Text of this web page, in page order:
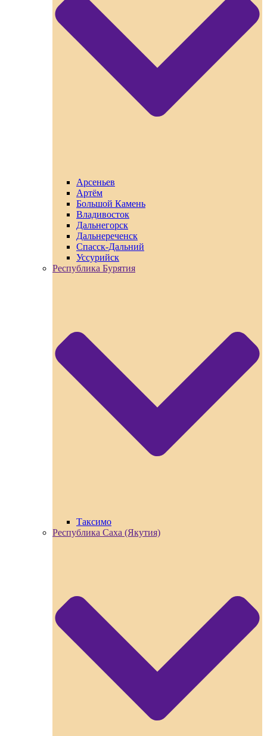
Арсеньев
Артём
Большой Камень
Владивосток
Дальнегорск
Дальнереченск
Спасск-Дальний
Уссурийск
Республика Бурятия
Таксимо
Республика Саха (Якутия)